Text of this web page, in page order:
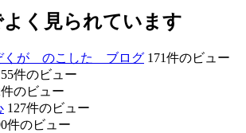
く見られています
くが のこした ブログ 171件のビュー
件のビュー
件のビュー
127件のビュー
件のビュー